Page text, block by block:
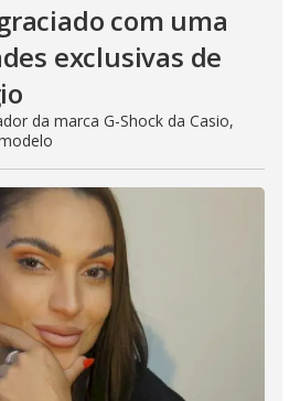
com uma
exclusivas de
da marca G-Shock da Casio,